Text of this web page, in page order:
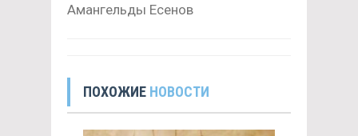
Амангельды Есенов
ПОХОЖИЕ НОВОСТИ